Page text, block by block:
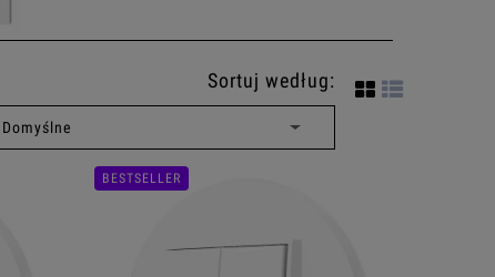
Zestawy gniazd
Sortuj według:
BESTSELLER